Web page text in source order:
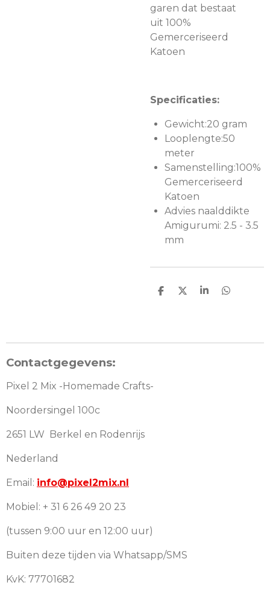
garen dat bestaat
uit 100%
Gemerceriseerd
Katoen
Specificaties:
Gewicht:20 gram
Looplengte:50
meter
Samenstelling:100%
Gemerceriseerd
Katoen
Advies naalddikte
Amigurumi: 2.5 - 3.5
mm
D
D
S
D
Contactgegevens:
Pixel 2 Mix -Homemade Crafts-
Noordersingel 100c
2651 LW Berkel en Rodenrijs
Nederland
Email: info@pixel2mix.nl
Mobiel: + 31 6 26 49 20 23
(tussen 9:00 uur en 12:00 uur)
Buiten deze tijden via Whatsapp/SMS
KvK: 77701682